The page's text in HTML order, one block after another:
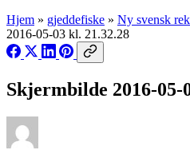
Hjem » gjeddefiske » Ny svensk
2016-05-03 kl. 21.32.28
Skjermbilde 2016-05-